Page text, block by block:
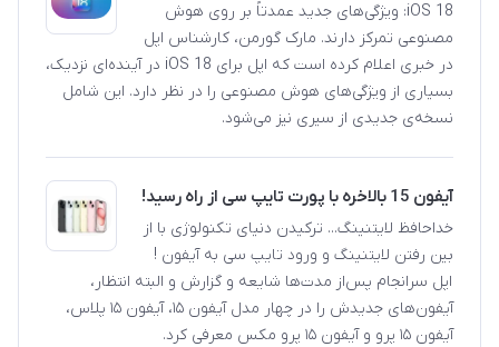
iOS 18: ویژگی‌های جدید عمدتاً بر روی هوش
مصنوعی تمرکز دارند. مارک گورمن، کارشناس اپل
در خبری اعلام کرده است که اپل برای iOS 18 در آینده‌ای نزدیک،
بسیاری از ویژگی‌های هوش مصنوعی را در نظر دارد. این شامل
نسخه‌ی جدیدی از سیری نیز می‌شود.
آیفون 15 بالاخره با پورت تایپ سی از راه رسید!
خداحافظ لایتنینگ... ترکیدن دنیای تکنولوژی با از
بین رفتن لایتنینگ و ورود تایپ سی به آیفون !
اپل سرانجام پس‌از مدت‌ها شایعه و گزارش و البته انتظار،
آیفون‌های جدیدش را در چهار مدل آیفون ۱۵، آیفون ۱۵ پلاس،
آیفون ۱۵ پرو و آیفون ۱۵ پرو مکس معرفی کرد.